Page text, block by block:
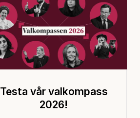
Testa vår valkompass
2026!